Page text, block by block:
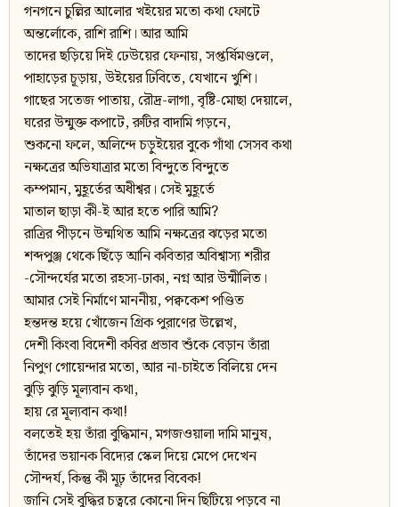
গনগনে চুল্লির আলোর খইয়ের মতো কথা ফোটে
অন্তর্লোকে, রাশি রাশি। আর আমি
তাদের ছড়িয়ে দিই ঢেউয়ের ফেনায়, সপ্তর্ষিমণ্ডলে,
পাহাড়ের চূড়ায়, উইয়ের ঢিবিতে, যেখানে খুশি।
গাছের সতেজ পাতায়, রৌদ্র-লাগা, বৃষ্টি-মোছা দেয়ালে,
ঘরের উন্মুক্ত কপাটে, রুটির বাদামি গড়নে,
শুকনো ফলে, অলিন্দে চড়ুইয়ের বুকে গাঁথা সেসব কথা
নক্ষত্রের অভিযাত্রার মতো বিন্দুতে বিন্দুতে
কম্পমান, মুহূর্তের অধীশ্বর। সেই মুহূর্তে
মাতাল ছাড়া কী-ই আর হতে পারি আমি?
রাত্রির পীড়নে উন্মথিত আমি নক্ষত্রের ঝড়ের মতো
শব্দপুঞ্জ থেকে ছিঁড়ে আনি কবিতার অবিশ্বাস্য শরীর
-সৌন্দর্যের মতো রহস্য-ঢাকা, নগ্ন আর উন্মীলিত।
আমার সেই নির্মাণে মাননীয়, পক্বকেশ পণ্ডিত
হন্তদন্ত হয়ে খোঁজেন গ্রিক পুরাণের উল্লেখ,
দেশী কিংবা বিদেশী কবির প্রভাব শুঁকে বেড়ান তাঁরা
নিপুণ গোয়েন্দার মতো, আর না-চাইতে বিলিয়ে দেন
ঝুড়ি ঝুড়ি মূল্যবান কথা,
হায় রে মূল্যবান কথা!
বলতেই হয় তাঁরা বুদ্ধিমান, মগজওয়ালা দামি মানুষ,
তাঁদের ভয়ানক বিদ্যের স্কেল দিয়ে মেপে দেখেন
সৌন্দর্য, কিন্তু কী মূঢ় তাঁদের বিবেক!
জানি সেই বুদ্ধির চত্বরে কোনো দিন ছিটিয়ে পড়বে না